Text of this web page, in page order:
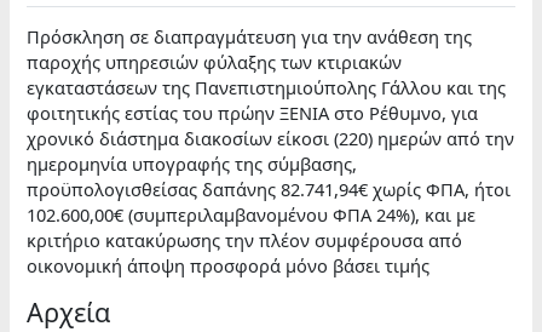
Πρόσκληση σε διαπραγμάτευση για την ανάθεση της
παροχής υπηρεσιών φύλαξης των κτιριακών
εγκαταστάσεων της Πανεπιστημιούπολης Γάλλου και της
φοιτητικής εστίας του πρώην ΞΕΝΙΑ στο Ρέθυμνο, για
χρονικό διάστημα διακοσίων είκοσι (220) ημερών από την
ημερομηνία υπογραφής της σύμβασης,
προϋπολογισθείσας δαπάνης 82.741,94€ χωρίς ΦΠΑ, ήτοι
102.600,00€ (συμπεριλαμβανομένου ΦΠΑ 24%), και με
κριτήριο κατακύρωσης την πλέον συμφέρουσα από
οικονομική άποψη προσφορά μόνο βάσει τιμής
Αρχεία